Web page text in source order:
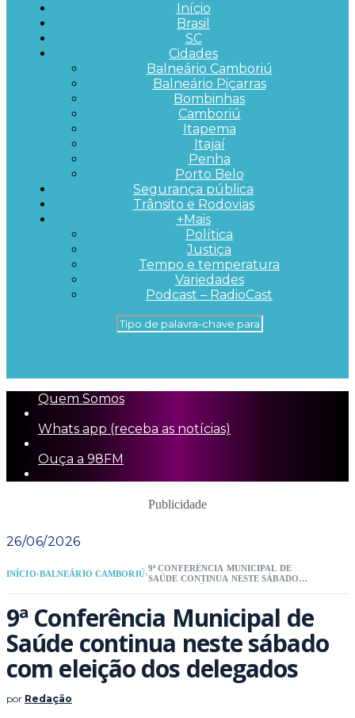
Início
Brasil
SC
Cidades
Balneário Camboriú
Balneário Piçarras
Bombinhas
Camboriú
Itapema
Itajaí
Penha
Porto Belo
Segurança pública
Trânsito e Rodovias
+Mais
Política
Justiça
Tempo e temperatura
Variedades
Podcast – RadioCast
Quem Somos
Whats app (receba as notícias)
Ouça a 98FM
Publicidade
26/06/2026
INÍCIO›BALNEÁRIO CAMBORIÚ›
9ª CONFERÊNCIA MUNICIPAL DE
SAÚDE CONTINUA NESTE SÁBADO
9ª Conferência Municipal de
Saúde continua neste sábado
com eleição dos delegados
por Redação